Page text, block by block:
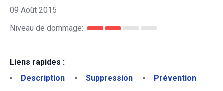
09 Août 2015
Niveau de dommage:
Liens rapides :
Description
Suppression Prévention